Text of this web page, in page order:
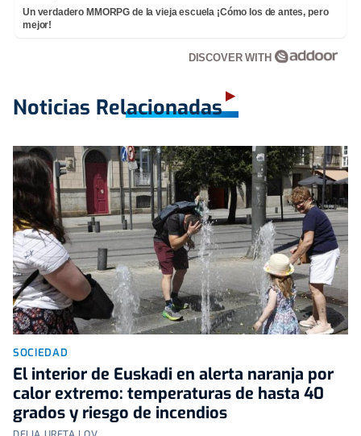
Un verdadero MMORPG de la vieja escuela ¡Cómo los de antes, pero
mejor!
DISCOVER WITH
Noticias Relacionadas
SOCIEDAD
El interior de Euskadi en alerta naranja por
calor extremo: temperaturas de hasta 40
grados y riesgo de incendios